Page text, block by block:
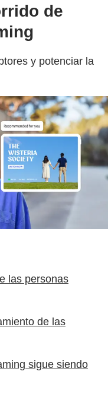
de
y potenciar la
las personas
de las
sigue siendo